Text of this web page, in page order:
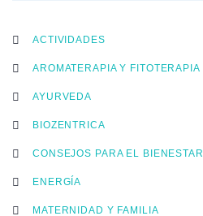
ACTIVIDADES
AROMATERAPIA Y FITOTERAPIA
AYURVEDA
BIOZENTRICA
CONSEJOS PARA EL BIENESTAR
ENERGÍA
MATERNIDAD Y FAMILIA